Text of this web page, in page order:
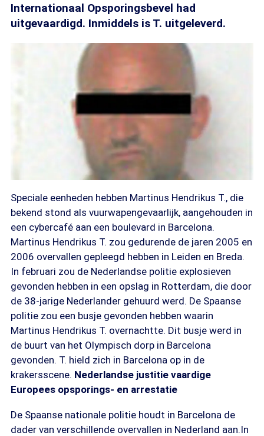
Internationaal Opsporingsbevel had
uitgevaardigd. Inmiddels is T. uitgeleverd.
Speciale eenheden hebben Martinus Hendrikus T., die
bekend stond als vuurwapengevaarlijk, aangehouden in
een cybercafé aan een boulevard in Barcelona.
Martinus Hendrikus T. zou gedurende de jaren 2005 en
2006 overvallen gepleegd hebben in Leiden en Breda.
In februari zou de Nederlandse politie explosieven
gevonden hebben in een opslag in Rotterdam, die door
de 38-jarige Nederlander gehuurd werd. De Spaanse
politie zou een busje gevonden hebben waarin
Martinus Hendrikus T. overnachtte. Dit busje werd in
de buurt van het Olympisch dorp in Barcelona
gevonden. T. hield zich in Barcelona op in de
krakersscene. Nederlandse justitie vaardige
Europees opsporings- en arrestatie
De Spaanse nationale politie houdt in Barcelona de
dader van verschillende overvallen in Nederland aan.In